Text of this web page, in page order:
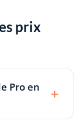
prix
Pro en
+